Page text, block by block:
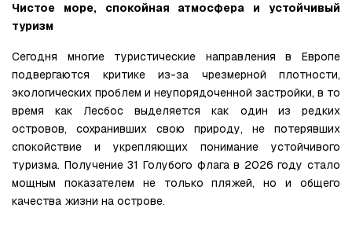
Чистое море, спокойная атмосфера и устойчивый
туризм
Сегодня многие туристические направления в Европе
подвергаются критике из-за чрезмерной плотности,
экологических проблем и неупорядоченной застройки, в то
время как Лесбос выделяется как один из редких
островов, сохранивших свою природу, не потерявших
спокойствие и укрепляющих понимание устойчивого
туризма. Получение 31 Голубого флага в 2026 году стало
мощным показателем не только пляжей, но и общего
качества жизни на острове.